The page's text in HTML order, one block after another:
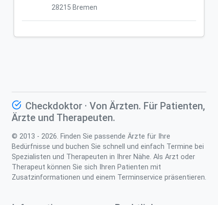
28215 Bremen
Checkdoktor · Von Ärzten. Für Patienten,
Ärzte und Therapeuten.
© 2013 - 2026. Finden Sie passende Ärzte für Ihre
Bedürfnisse und buchen Sie schnell und einfach Termine bei
Spezialisten und Therapeuten in Ihrer Nähe. Als Arzt oder
Therapeut können Sie sich Ihren Patienten mit
Zusatzinformationen und einem Terminservice präsentieren.